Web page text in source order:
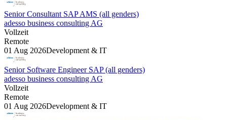
Senior Consultant SAP AMS (all genders)
adesso business consulting AG
Vollzeit
Remote
01 Aug 2026Development & IT
Senior Software Engineer SAP (all genders)
adesso business consulting AG
Vollzeit
Remote
01 Aug 2026Development & IT